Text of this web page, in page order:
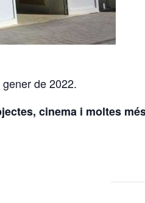
de 2022.
cinema i moltes